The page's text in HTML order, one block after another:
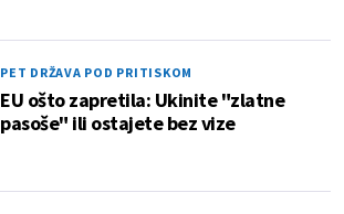
PET DRŽAVA POD PRITISKOM
EU ošto zapretila: Ukinite "zlatne
pasoše" ili ostajete bez vize